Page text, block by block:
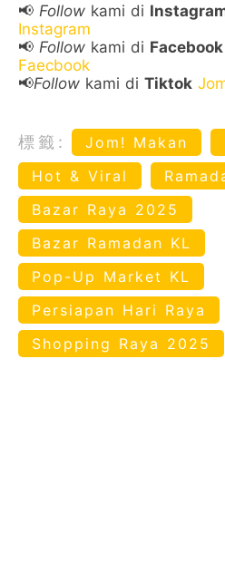
📢 Follow kami di
Instagram
📢 Follow kami di Facebook
Faecbook
📢Follow kami di Tiktok
標籤: Jom! Makan
Hot & Viral
Bazar Raya 2025
Bazar Ramadan KL
Pop-Up Market KL
Persiapan Hari Raya
Shopping Raya 2025